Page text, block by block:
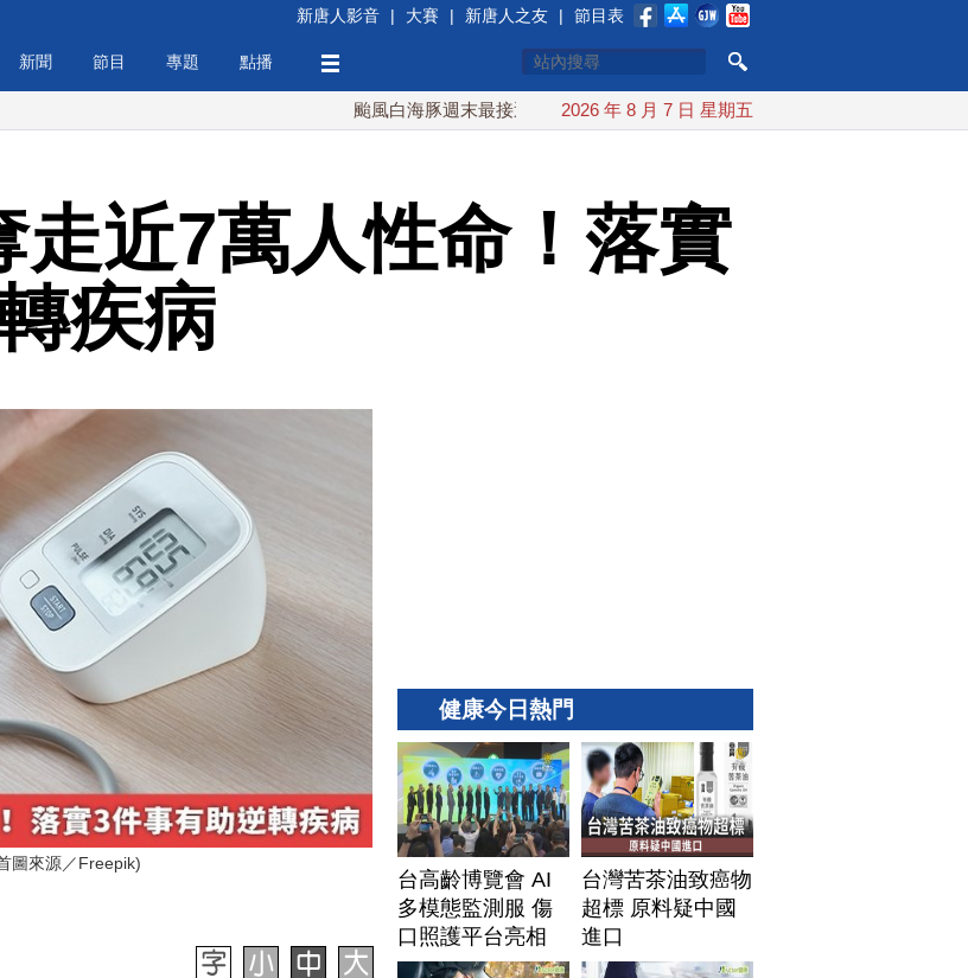
新唐人影音 | 大賽 | 新唐人之友 | 節目表
新聞 節目 專題 點播
颱風白海豚週末最接近台灣 最快9日可能登陸中國 台灣漢光首結合城鎮演習 AIT
2026 年 8 月 7 日 星期五
走近7萬人性命！落實
疾病
圖來源／Freepik)
健康今日熱門
台高齡博覽會 AI
多模態監測服 傷
口照護平台亮相
台灣苦茶油致癌物
超標 原料疑中國
進口